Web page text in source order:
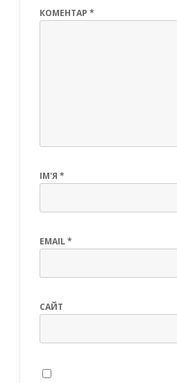
КОМЕНТАР *
ІМ'Я *
EMAIL*
САЙТ